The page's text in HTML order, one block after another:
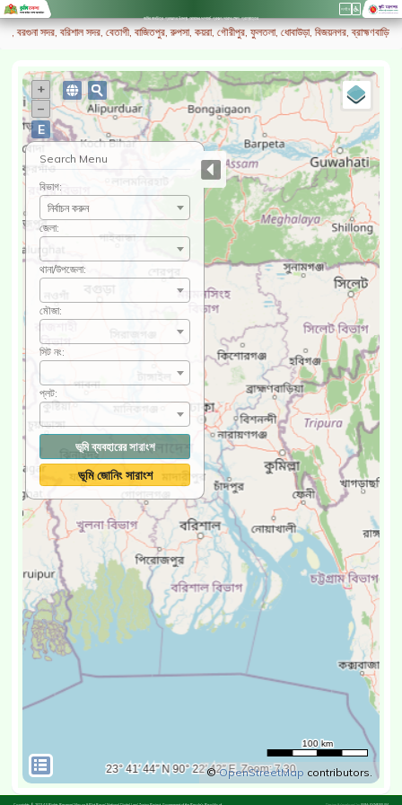
জমির মানচিত্র প্রকল্পের উদ্দেশ্য আমাদের সম্পর্কে প্রকল্প সারসংক্ষেপ প্রশ্নোত্তর
লগইন
সদর, বরিশাল সদর, বেতাগী, বাজিতপুর, রুপসা, কয়রা, গৌরীপুর, ফুলতলা, ধোবাউড়া, বিজয়নগর, ব্রাহ্মণবাড়িয়া
Search Menu
বিভাগ:
নির্বাচন করুন
জেলা:
থানা/উপজেলা:
মৌজা:
সিট নং:
প্লট:
ভূমি ব্যবহারের সারাংশ
ভূমি জোনিং সারাংশ
+
–
©OpenStreetMap contributors.
E